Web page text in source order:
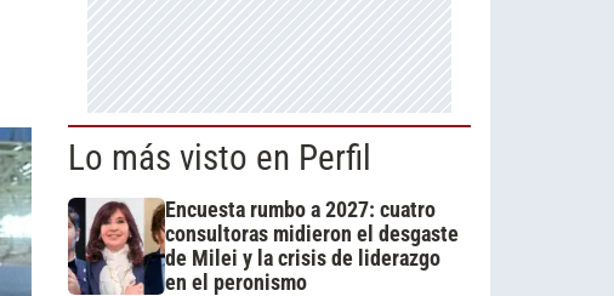
Lo más visto en Perfil
Encuesta rumbo a 2027: cuatro
consultoras midieron el desgaste
de Milei y la crisis de liderazgo
en el peronismo